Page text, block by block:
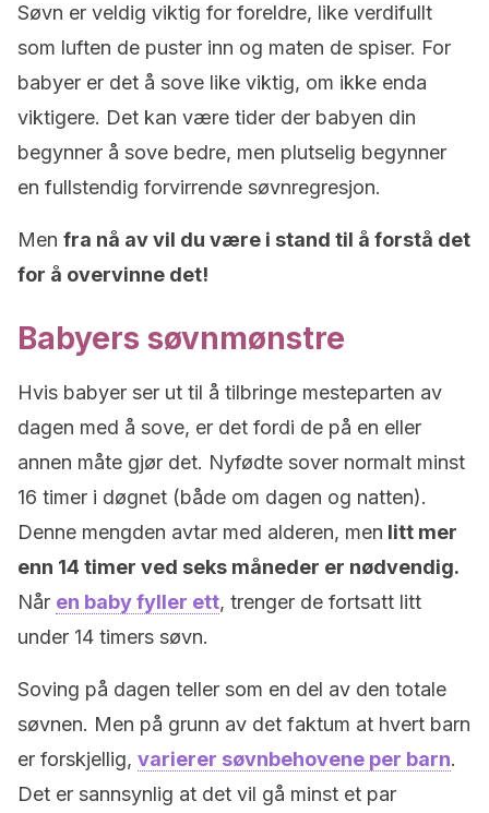
Søvn er veldig viktig for foreldre, like verdifullt
som luften de puster inn og maten de spiser. For
babyer er det å sove like viktig, om ikke enda
viktigere. Det kan være tider der babyen din
begynner å sove bedre, men plutselig begynner
en fullstendig forvirrende søvnregresjon.
Men fra nå av vil du være i stand til å forstå det
for å overvinne det!
Babyers søvnmønstre
Hvis babyer ser ut til å tilbringe mesteparten av
dagen med å sove, er det fordi de på en eller
annen måte gjør det. Nyfødte sover normalt minst
16 timer i døgnet (både om dagen og natten).
Denne mengden avtar med alderen, men litt mer
enn 14 timer ved seks måneder er nødvendig.
Når en baby fyller ett, trenger de fortsatt litt
under 14 timers søvn.
Soving på dagen teller som en del av den totale
søvnen. Men på grunn av det faktum at hvert barn
er forskjellig, varierer søvnbehovene per barn.
Det er sannsynlig at det vil gå minst et par